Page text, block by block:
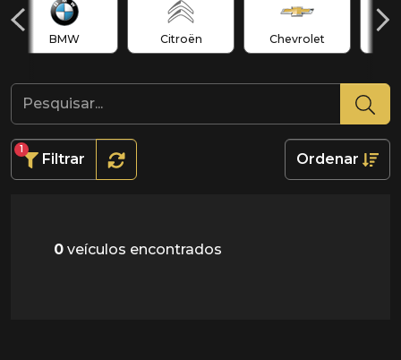
BMW Citroën Chevrolet
Filtrar
1
Ordenar
0 veículos encontrados